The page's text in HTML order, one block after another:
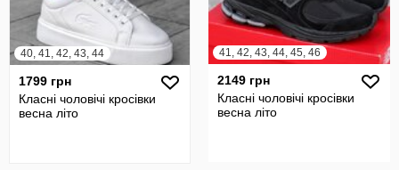
40, 41, 42, 43, 44
1799 грн
Класні чоловічі кросівки
весна літо
41, 42, 43, 44, 45, 46
2149 грн
Класні чоловічі кросівки
весна літо